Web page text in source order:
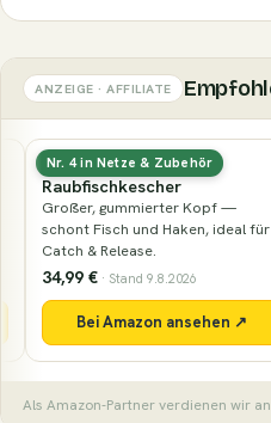
ANZEIGE · AFFILIATE
Nr. 4 in Netze & Zubehör
Gummierter
Raubfischkescher
Großer, gummierter Kopf —
schont Fisch und Haken, ideal für
Catch & Release.
34,99 €· Stand 9.8.2026
Bei Amazon ansehen ↗
Als Amazon-Partner verdienen wir